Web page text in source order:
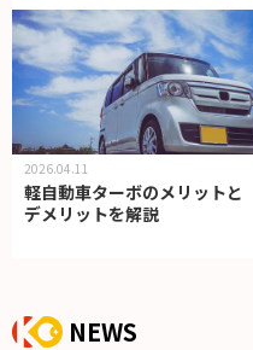
2026.04.11
軽自動車ターボのメリットと
デメリットを解説
NEWS